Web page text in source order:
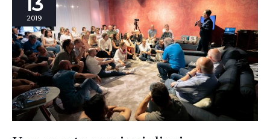
2019
migliori
collaboratori
del
mondo,
in
compagnia
di
qualcuno